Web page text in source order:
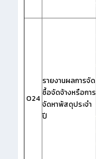
O24
รายงานผลการจัด
ซื้อจัดจ้างหรือการ
จัดหาพัสดุประจำ
ปี